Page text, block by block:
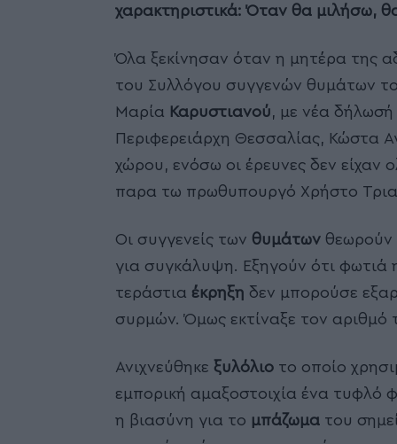
χαρακτηριστικά: Όταν θα μιλήσω,
Όλα ξεκίνησαν όταν η μητέρα της
του Συλλόγου συγγενών θυμάτων
Μαρία Καρυστιανού, με νέα δήλωσή
Περιφερειάρχη Θεσσαλίας, Κώστα
χώρου, ενόσω οι έρευνες δεν είχαν
παρα τω πρωθυπουργό Χρήστο
Οι συγγενείς των θυμάτων θεωρούν
για συγκάλυψη. Εξηγούν ότι
τεράστια έκρηξη δεν μπορούσε
συρμών. Όμως εκτίναξε τον αριθμό
Ανιχνεύθηκε ξυλόλιο το οποίο
εμπορική αμαξοστοιχία ένα
η βιασύνη για το μπάζωμα του